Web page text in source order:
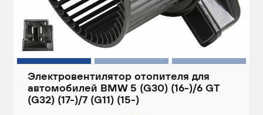
Электровентилятор отопителя для
автомобилей BMW 5 (G30) (16-)/6 GT
(G32) (17-)/7 (G11) (15-)